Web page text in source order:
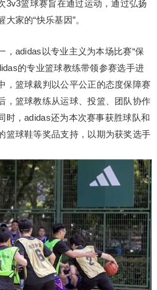
3v3篮球赛旨在通过运动，通过弘扬
家的“快乐基因”。
，adidas以专业主义为本场比赛“保
的专业篮球教练带领参赛选手进
，篮球裁判以公平公正的态度保障赛
，篮球教练从运球、投篮、团队协作
时，adidas还为本次赛事获胜球队和
篮球鞋等奖品支持，以期为获奖选手